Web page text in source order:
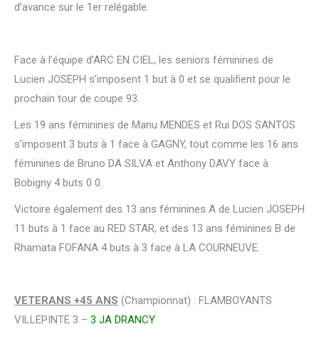
d’avance sur le 1er relégable.
Face à l’équipe d’ARC EN CIEL, les seniors féminines de
Lucien JOSEPH s’imposent 1 but à 0 et se qualifient pour le
prochain tour de coupe 93.
Les 19 ans féminines de Manu MENDES et Rui DOS SANTOS
s’imposent 3 buts à 1 face à GAGNY, tout comme les 16 ans
féminines de Bruno DA SILVA et Anthony DAVY face à
Bobigny 4 buts 0 0.
Victoire également des 13 ans féminines A de Lucien JOSEPH
11 buts à 1 face au RED STAR, et des 13 ans féminines B de
Rhamata FOFANA 4 buts à 3 face à LA COURNEUVE.
VETERANS +45 ANS (Championnat) : FLAMBOYANTS
VILLEPINTE 3 – 3 JA DRANCY